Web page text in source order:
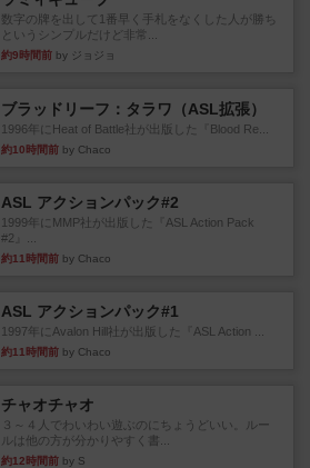
数字の牌を出して1番早く手札をなくした人が勝ち
というシンプルだけど非常...
約9時間前 by ジョジョ
ブラッドリーフ：タラワ（ASL拡張）
1996年にHeat of Battle社が出版した『Blood Re...
約10時間前 by Chaco
ASL アクションパック#2
1999年にMMP社が出版した『ASL Action Pack
#2』...
約11時間前 by Chaco
ASL アクションパック#1
1997年にAvalon Hill社が出版した『ASL Action ...
約11時間前 by Chaco
チャオチャオ
３～４人でわいわい遊ぶのにちょうどいい。ルー
ルは他の方が分かりやすく書...
約12時間前 by S